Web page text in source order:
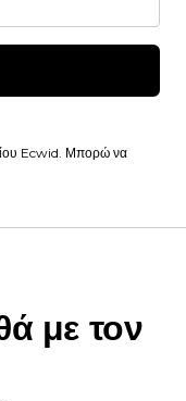
Ecwid. Μπορώ να
με τον